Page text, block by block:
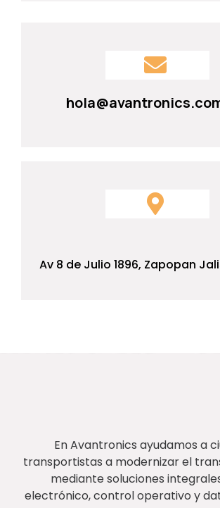
Av 8 de Julio 1896, Zapopan
En Avantronics ayudamos a
transportistas a modernizar el
mediante soluciones
electrónico, control operativo y